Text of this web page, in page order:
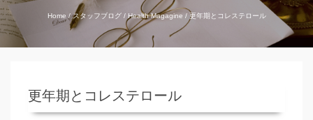
Home / スタッフブログ / Health Magagine / 更年期とコレステロール
更年期とコレステロール